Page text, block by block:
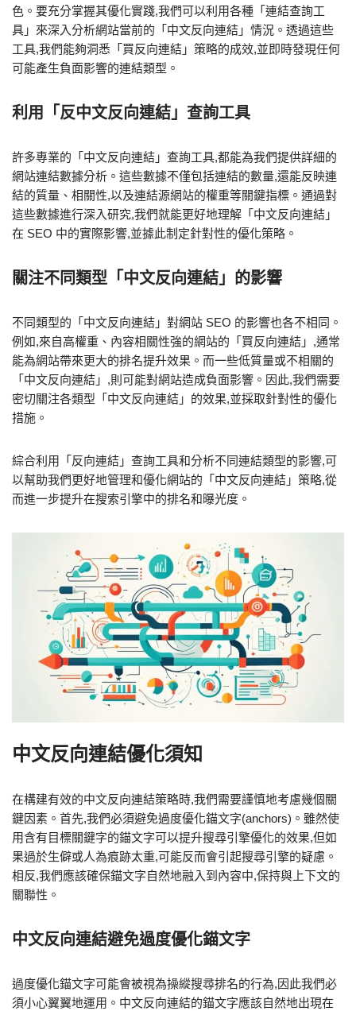
色。要充分掌握其優化實踐,我們可以利用各種「連結查詢工
具」來深入分析網站當前的「中文反向連結」情況。透過這些
工具,我們能夠洞悉「買反向連結」策略的成效,並即時發現任何
可能產生負面影響的連結類型。
利用「反中文反向連結」查詢工具
許多專業的「中文反向連結」查詢工具,都能為我們提供詳細的
網站連結數據分析。這些數據不僅包括連結的數量,還能反映連
結的質量、相關性,以及連結源網站的權重等關鍵指標。通過對
這些數據進行深入研究,我們就能更好地理解「中文反向連結」
在 SEO 中的實際影響,並據此制定針對性的優化策略。
關注不同類型「中文反向連結」的影響
不同類型的「中文反向連結」對網站 SEO 的影響也各不相同。
例如,來自高權重、內容相關性強的網站的「買反向連結」,通常
能為網站帶來更大的排名提升效果。而一些低質量或不相關的
「中文反向連結」,則可能對網站造成負面影響。因此,我們需要
密切關注各類型「中文反向連結」的效果,並採取針對性的優化
措施。
綜合利用「反向連結」查詢工具和分析不同連結類型的影響,可
以幫助我們更好地管理和優化網站的「中文反向連結」策略,從
而進一步提升在搜索引擎中的排名和曝光度。
中文反向連結優化須知
在構建有效的中文反向連結策略時,我們需要謹慎地考慮幾個關
鍵因素。首先,我們必須避免過度優化錨文字(anchors)。雖然使
用含有目標關鍵字的錨文字可以提升搜尋引擎優化的效果,但如
果過於生僻或人為痕跡太重,可能反而會引起搜尋引擎的疑慮。
相反,我們應該確保錨文字自然地融入到內容中,保持與上下文的
關聯性。
中文反向連結避免過度優化錨文字
過度優化錨文字可能會被視為操縱搜尋排名的行為,因此我們必
須小心翼翼地運用。中文反向連結的錨文字應該自然地出現在